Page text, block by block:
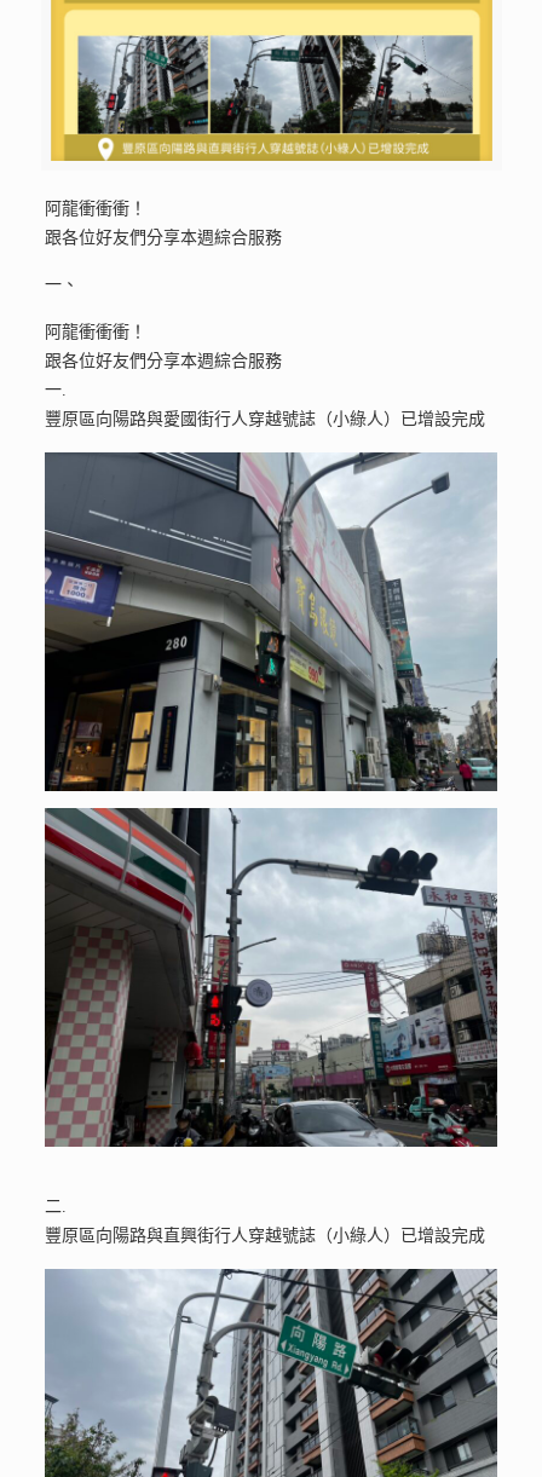
阿龍衝衝衝！
跟各位好友們分享本週綜合服務
一、
阿龍衝衝衝！
跟各位好友們分享本週綜合服務
一.
豐原區向陽路與愛國街行人穿越號誌（小綠人）已增設完成
二.
豐原區向陽路與直興街行人穿越號誌（小綠人）已增設完成